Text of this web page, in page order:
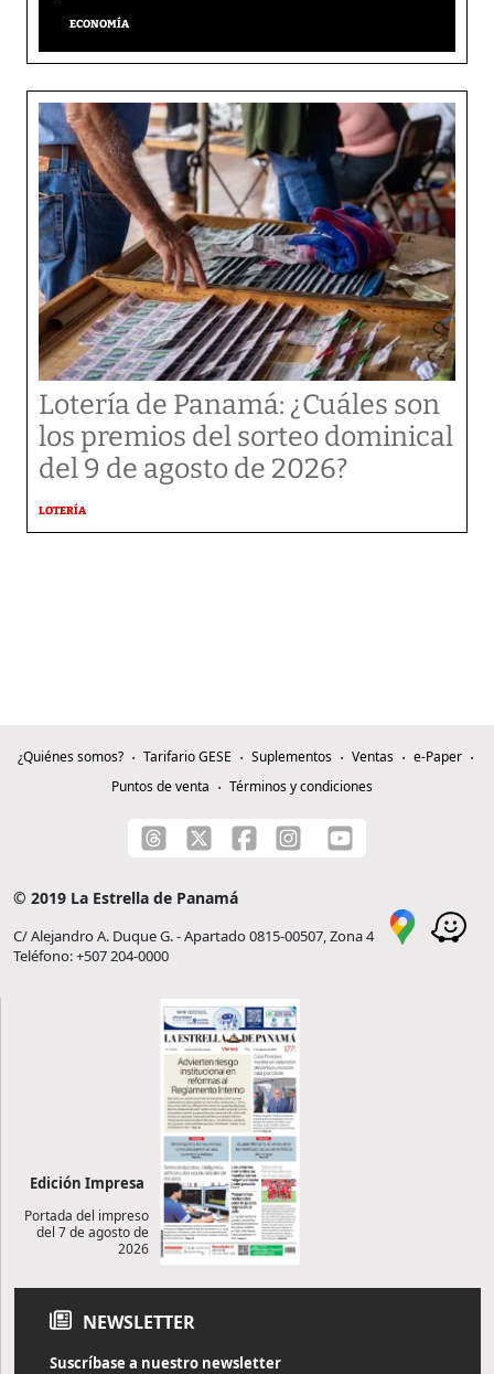
ECONOMÍA
Lotería de Panamá: ¿Cuáles son
los premios del sorteo dominical
del 9 de agosto de 2026?
LOTERÍA
¿Quiénes somos? Tarifario GESE Suplementos Ventas
e-Paper
Puntos de venta
Términos y condiciones
© 2019 La Estrella de Panamá
C/ Alejandro A. Duque G. - Apartado 0815-00507, Zona 4
Teléfono: +507 204-0000
Edición Impresa
Portada del impreso
del 7 de agosto de
2026
NEWSLETTER
Suscríbase a nuestro newsletter